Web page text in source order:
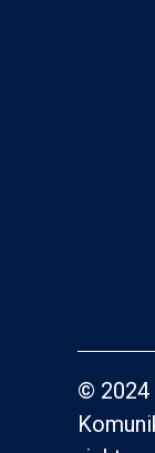
© 2024